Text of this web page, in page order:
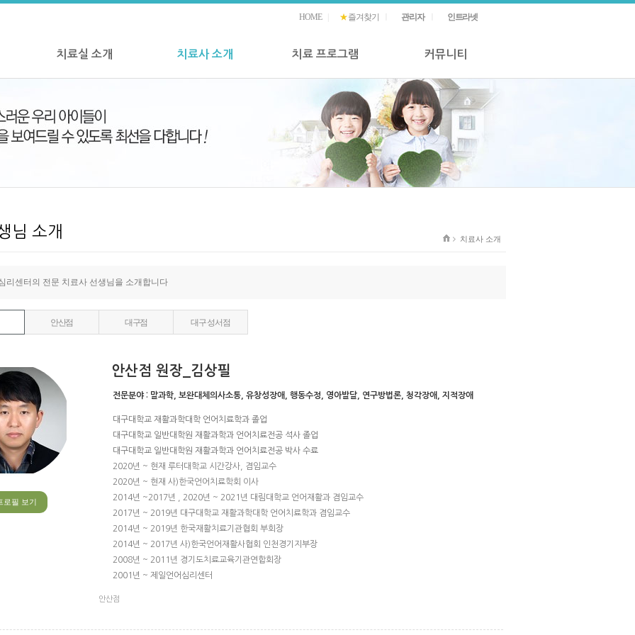
HOME ★즐겨찾기 관리자 인트라넷
치료실 소개 치료사 소개 치료 프로그램 커뮤니티
님 소개 치료사 소개
리센터의 전문 치료사 선생님을 소개합니다
안산점 대구점 대구 성서점
로필 보기
안산점 원장_김상필
전문분야 : 말과학, 보완대체의사소통, 유창성장애, 행동수정, 영아발달, 연구방법론, 청각장애, 지적장애
대구대학교 재활과학대학 언어치료학과 졸업
대구대학교 일반대학원 재활과학과 언어치료전공 석사 졸업
대구대학교 일반대학원 재활과학과 언어치료전공 박사 수료
2020년 ~ 현재 루터대학교 시간강사, 겸임교수
2020년 ~ 현재 사)한국언어치료학회 이사
2014년 ~2017년 , 2020년 ~ 2021년 대림대학교 언어재활과 겸임교수
2017년 ~ 2019년 대구대학교 재활과학대학 언어치료학과 겸임교수
2014년 ~ 2019년 한국재활치료기관협회 부회장
2014년 ~ 2017년 사)한국언어재활사협회 인천경기지부장
2008년 ~ 2011년 경기도치료교육기관연합회장
2001년 ~ 제일언어심리센터
안산점